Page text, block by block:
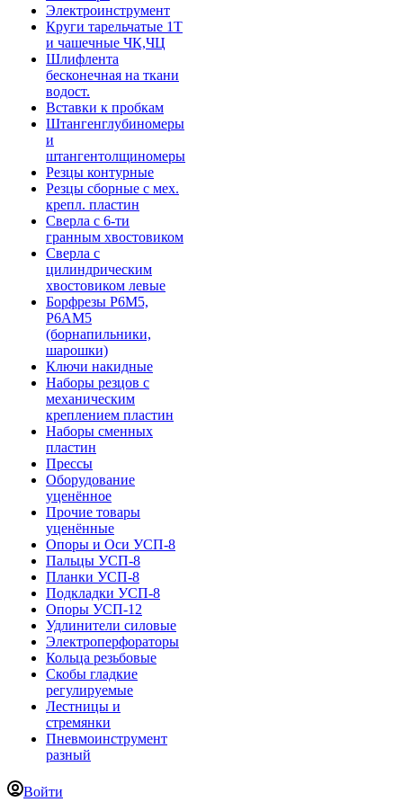
Электроинструмент
Круги тарельчатые 1Т
и чашечные ЧК,ЧЦ
Шлифлента
бесконечная на ткани
водост.
Вставки к пробкам
Штангенглубиномеры
и
штангентолщиномеры
Резцы контурные
Резцы сборные с мех.
крепл. пластин
Сверла с 6-ти
гранным хвостовиком
Сверла с
цилиндрическим
хвостовиком левые
Борфрезы Р6М5,
Р6АМ5
(борнапильники,
шарошки)
Ключи накидные
Наборы резцов с
механическим
креплением пластин
Наборы сменных
пластин
Прессы
Оборудование
уценённое
Прочие товары
уценённые
Опоры и Оси УСП-8
Пальцы УСП-8
Планки УСП-8
Подкладки УСП-8
Опоры УСП-12
Удлинители силовые
Электроперфораторы
Кольца резьбовые
Скобы гладкие
регулируемые
Лестницы и
стремянки
Пневмоинструмент
разный
Войти